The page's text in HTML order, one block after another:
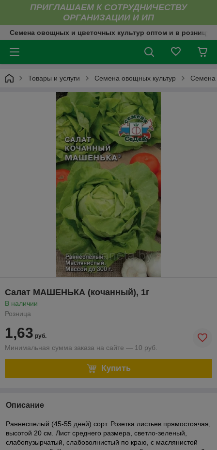
ПРИГЛАШАЕМ К СОТРУДНИЧЕСТВУ
ОРГАНИЗАЦИИ И ИП
Семена овощных и цветочных культур оптом и в розницу
Товары и услуги Семена овощных культур Семена
Салат МАШЕНЬКА (кочанный), 1г
В наличии
Розница
1,63 руб.
Минимальная сумма заказа на сайте — 10 руб.
Купить
Описание
Раннеспелый (45-55 дней) сорт. Розетка листьев прямостоячая,
высотой 20 см. Лист среднего размера, светло-зеленый,
слабопузырчатый, слабоволнистый по краю, с маслянистой